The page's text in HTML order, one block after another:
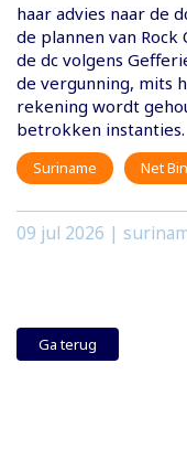
haar advies naar de
de plannen van Rock
de dc volgens
de vergunning, mits
rekening wordt
betrokken instanties.
Suriname Net
09 jul 2026 |
Ga terug